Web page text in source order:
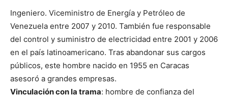
Ingeniero. Viceministro de Energía y Petróleo de
Venezuela entre 2007 y 2010. También fue responsable
del control y suministro de electricidad entre 2001 y 2006
en el país latinoamericano. Tras abandonar sus cargos
públicos, este hombre nacido en 1955 en Caracas
asesoró a grandes empresas.
Vinculación con la trama: hombre de confianza del